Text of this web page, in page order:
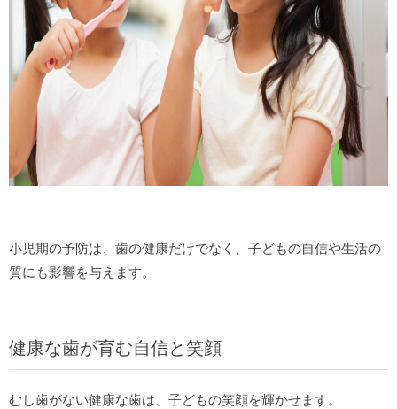
小児期の予防は、歯の健康だけでなく、子どもの自信や生活の
質にも影響を与えます。
健康な歯が育む自信と笑顔
むし歯がない健康な歯は、子どもの笑顔を輝かせます。